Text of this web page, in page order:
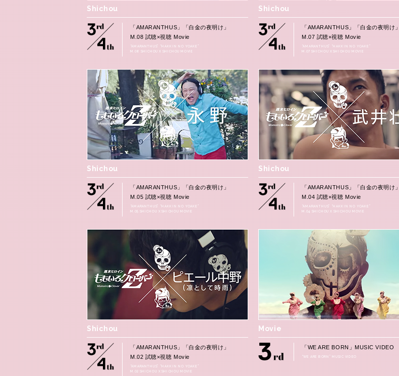
Shichou
「AMARANTHUS」「白金の夜明け」
M.08 試聴×視聴 Movie
“AMARANTHUS” “HAKKIN NO YOAKE”
M.08 SHICHOU X SHICHOU MOVIE
Shichou
「AMARANTHUS」「白金の夜明け」
M.07 試聴×視聴 Movie
“AMARANTHUS” “HAKKIN NO YOAKE”
M.07 SHICHOU X SHICHOU MOVIE
Shichou
「AMARANTHUS」「白金の夜明け」
M.05 試聴×視聴 Movie
“AMARANTHUS” “HAKKIN NO YOAKE”
M.05 SHICHOU X SHICHOU MOVIE
Shichou
「AMARANTHUS」「白金の夜明け」
M.04 試聴×視聴 Movie
“AMARANTHUS” “HAKKIN NO YOAKE”
M.04 SHICHOU X SHICHOU MOVIE
Shichou
「AMARANTHUS」「白金の夜明け」
M.02 試聴×視聴 Movie
“AMARANTHUS” “HAKKIN NO YOAKE”
M.02 SHICHOU X SHICHOU MOVIE
Movie
「WE ARE BORN」MUSIC VIDEO
“WE ARE BORN” MUSIC VIDEO